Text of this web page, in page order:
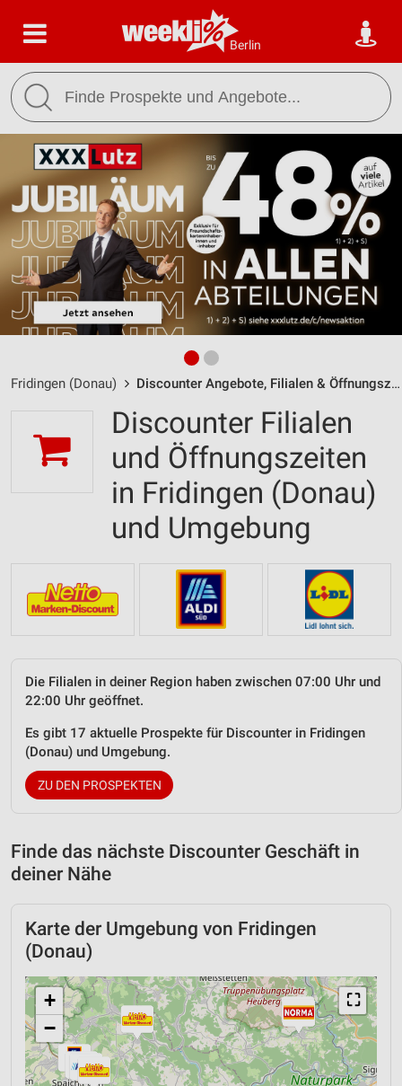
Berlin
Fridingen (Donau) Discounter Angebote, Filialen & Öffnungszeiten
Discounter Filialen
und Öffnungszeiten
in Fridingen (Donau)
und Umgebung
Die Filialen in deiner Region haben zwischen 07:00 Uhr und
22:00 Uhr geöffnet.
Es gibt 17 aktuelle Prospekte für Discounter in Fridingen
(Donau) und Umgebung.
ZU DEN PROSPEKTEN
Finde das nächste Discounter Geschäft in
deiner Nähe
Karte der Umgebung von Fridingen
(Donau)
⛶
+
−